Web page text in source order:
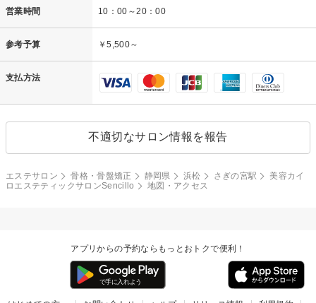
営業時間 10：00～20：00
参考予算 ￥5,500～
支払方法
不適切なサロン情報を報告
エステサロン 骨格・骨盤矯正 静岡県 浜松 さぎの宮駅
美容カイ
ロエステティックサロンSencillo
地図・アクセス
アプリからの予約ならもっとおトクで便利！